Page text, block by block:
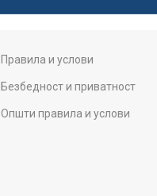
Правила и услови
Безбедност и приватност
Општи правила и услови